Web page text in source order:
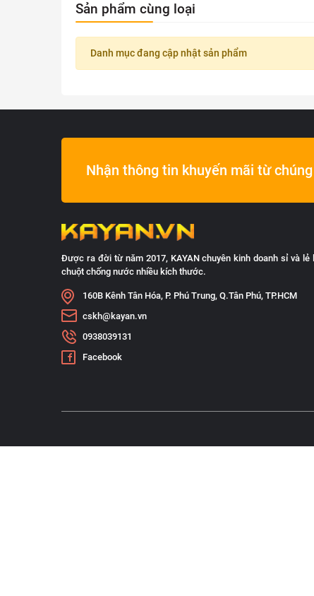
Sản phẩm cùng loại
Danh mục đang cập nhật sản phẩm
Nhận thông tin khuyến mãi từ
Được ra đời từ năm 2017, KAYAN chuyên kinh doanh sỉ và lẻ
chuột chống nước nhiều kích thước.
160B Kênh Tân Hóa, P. Phú Trung, Q.Tân Phú, TP.HCM
cskh@kayan.vn
0938039131
Facebook